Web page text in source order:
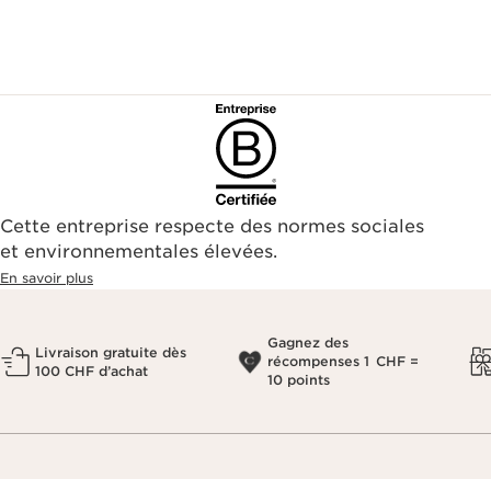
Cette entreprise respecte des normes sociales
et environnementales élevées.
En savoir plus
Livraison gratuite dès
100 CHF d’achat
Gagnez des
récompenses 1 CHF =
10 points